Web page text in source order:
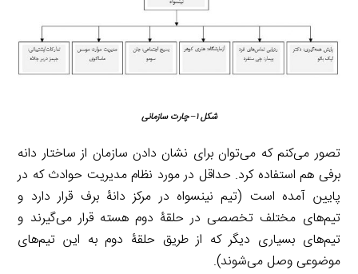
شکل۱– چارت سازمانی
تصور می‌کنم که می‌توان برای نشان دادن سازمان از ساختار دانه
برفی هم استفاده کرد. حداقل در مورد نظام مدیریت حوادث که در
پایین آمده است (تیم نینسواه در مرکز دانۀ برف قرار دارد و
تیم‌های مختلف تخصصی در حلقۀ دوم هسته قرار می‌گیرند و
تیم‌های بسیاری دیگر که از طریق حلقۀ دوم به این تیم‌های
موضوعی وصل می‌شوند).